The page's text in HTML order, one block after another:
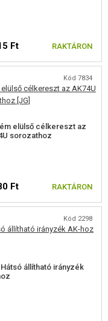
Ft RAKTÁRON
Kód 7834
elülső célkereszt az
sorozathoz
Ft RAKTÁRON
Kód 2298
Hátsó állítható irányzék